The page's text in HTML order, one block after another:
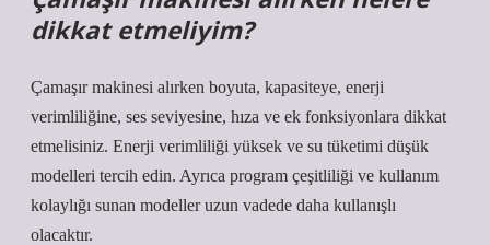
dikkat etmeliyim?
Çamaşır makinesi alırken boyuta, kapasiteye, enerji
verimliliğine, ses seviyesine, hıza ve ek fonksiyonlara dikkat
etmelisiniz. Enerji verimliliği yüksek ve su tüketimi düşük
modelleri tercih edin. Ayrıca program çeşitliliği ve kullanım
kolaylığı sunan modeller uzun vadede daha kullanışlı
olacaktır.